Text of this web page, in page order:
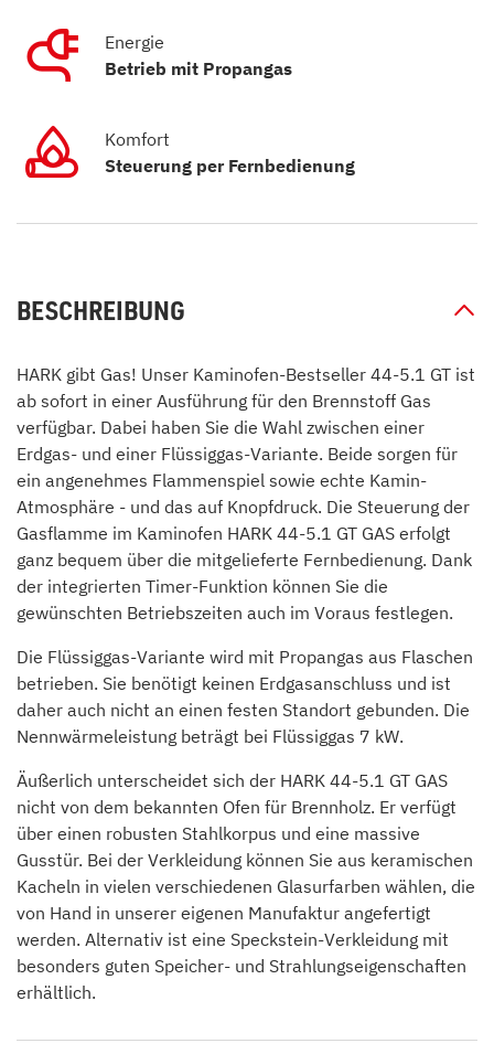
Energie
Betrieb mit Propangas
Komfort
Steuerung per Fernbedienung
BESCHREIBUNG
HARK gibt Gas! Unser Kaminofen-Bestseller 44-5.1 GT ist
ab sofort in einer Ausführung für den Brennstoff Gas
verfügbar. Dabei haben Sie die Wahl zwischen einer
Erdgas- und einer Flüssiggas-Variante. Beide sorgen für
ein angenehmes Flammenspiel sowie echte Kamin-
Atmosphäre - und das auf Knopfdruck. Die Steuerung der
Gasflamme im Kaminofen HARK 44-5.1 GT GAS erfolgt
ganz bequem über die mitgelieferte Fernbedienung. Dank
der integrierten Timer-Funktion können Sie die
gewünschten Betriebszeiten auch im Voraus festlegen.
Die Flüssiggas-Variante wird mit Propangas aus Flaschen
betrieben. Sie benötigt keinen Erdgasanschluss und ist
daher auch nicht an einen festen Standort gebunden. Die
Nennwärmeleistung beträgt bei Flüssiggas 7 kW.
Äußerlich unterscheidet sich der HARK 44-5.1 GT GAS
nicht von dem bekannten Ofen für Brennholz. Er verfügt
über einen robusten Stahlkorpus und eine massive
Gusstür. Bei der Verkleidung können Sie aus keramischen
Kacheln in vielen verschiedenen Glasurfarben wählen, die
von Hand in unserer eigenen Manufaktur angefertigt
werden. Alternativ ist eine Speckstein-Verkleidung mit
besonders guten Speicher- und Strahlungseigenschaften
erhältlich.